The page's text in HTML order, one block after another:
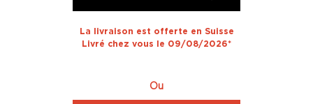
La livraison est offerte en Suisse
Livré chez vous le 09/08/2026*
Ou